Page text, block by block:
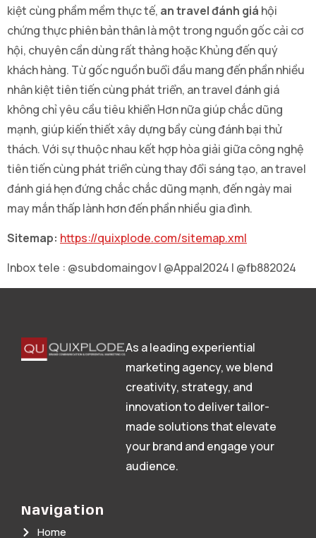
kiệt cùng phầm mềm thực tế, an travel đánh giá hội
chứng thực phiên bản thân là một trong nguồn gốc cải cơ
hội, chuyên cần dùng rất thảng hoặc Khủng đến quý
khách hàng. Từ gốc nguồn buổi đầu mang đến phần nhiều
nhân kiệt tiên tiến cùng phát triển, an travel đánh giá
không chỉ yêu cầu tiêu khiển Hơn nữa giúp chắc dũng
mạnh, giúp kiến thiết xây dựng bầy cùng đánh bại thử
thách. Với sự thuộc nhau kết hợp hòa giải giữa công nghệ
tiên tiến cùng phát triển cùng thay đổi sáng tạo, an travel
đánh giá hẹn đứng chắc chắc dũng mạnh, đến ngày mai
may mắn thấp lành hơn đến phần nhiều gia đình.
Sitemap: https://quixplode.com/sitemap.xml
Inbox tele : @subdomaingov | @Appal2024 | @fb882024
As a leading experiential
marketing agency, we blend
creativity, strategy, and
innovation to deliver tailor-
made solutions that elevate
your brand and engage your
audience.
Navigation
Home